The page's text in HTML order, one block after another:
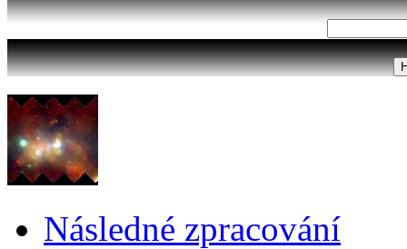
Následné zpracování